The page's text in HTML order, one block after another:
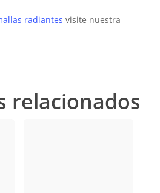
radiantes visite nuestra
relacionados